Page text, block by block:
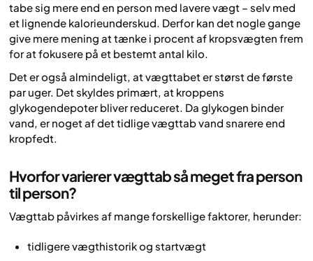
tabe sig mere end en person med lavere vægt – selv med
et lignende kalorieunderskud. Derfor kan det nogle gange
give mere mening at tænke i procent af kropsvægten frem
for at fokusere på et bestemt antal kilo.
Det er også almindeligt, at vægttabet er størst de første
par uger. Det skyldes primært, at kroppens
glykogendepoter bliver reduceret. Da glykogen binder
vand, er noget af det tidlige vægttab vand snarere end
kropfedt.
Hvorfor varierer vægttab så meget fra person
til person?
Vægttab påvirkes af mange forskellige faktorer, herunder:
tidligere vægthistorik og startvægt